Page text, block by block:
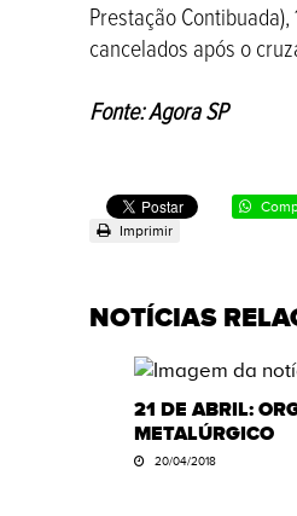
Prestação Contibuada),
cancelados após o
Fonte: Agora SP
Imprimir
NOTÍCIAS
21 DE ABRIL:
METALÚRGICO
20/04/2018